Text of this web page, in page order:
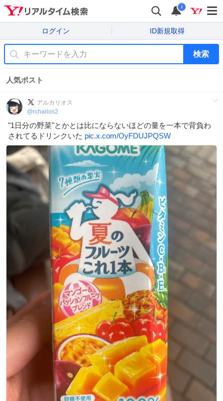
i
ログイン ID新規取得
検索
人気ポスト
アルカリオス
@rcharios2
"1日分の野菜"とかとは比にならないほどの量を一本で背負わ
されてるドリンクいた pic.x.com/OyFDUJPQSW